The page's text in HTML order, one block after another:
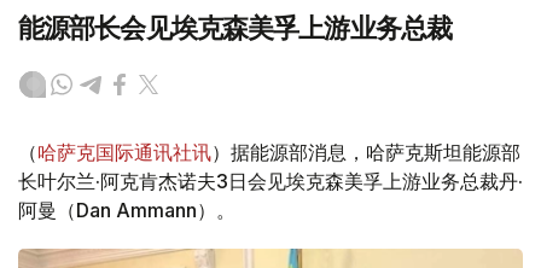
能源部长会见埃克森美孚上游业务总裁
（哈萨克国际通讯社讯）据能源部消息，哈萨克斯坦能源部
长叶尔兰·阿克肯杰诺夫3日会见埃克森美孚上游业务总裁丹·
阿曼（Dan Ammann）。